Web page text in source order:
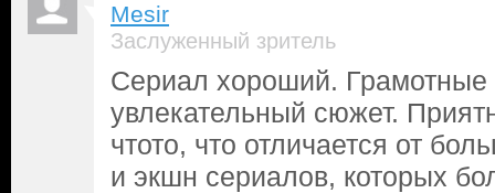
Mesir
Заслуженный зритель
Сериал хороший. Грамотные
увлекательный сюжет.
чтото, что отличается от
и экшн сериалов, которых